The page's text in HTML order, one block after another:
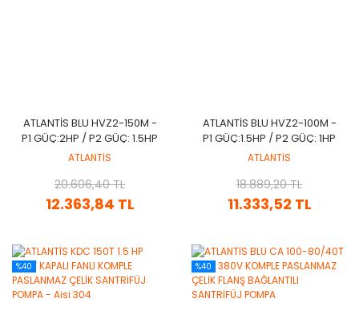
ATLANTİS BLU HVZ2-150M -
P1 GÜÇ:2HP / P2 GÜÇ: 1.5HP
220V ÖN FİLTRELİ HAVUZ
ATLANTİS
12.363,84 TL
20.606,40 TL
ATLANTİS BLU HVZ2-100M -
P1 GÜÇ:1.5HP / P2 GÜÇ: 1HP
220V ÖN FİLTRELİ HAVUZ
ATLANTİS
11.333,52 TL
18.889,20 TL
%40 %40